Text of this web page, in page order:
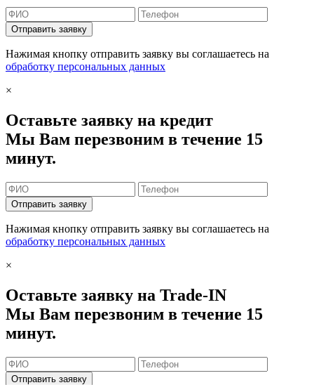
Отправить заявку
Нажимая кнопку отправить заявку вы соглашаетесь на
обработку персональных данных
×
Оставьте заявку на кредит
Мы Вам перезвоним в течение 15
минут.
Отправить заявку
Нажимая кнопку отправить заявку вы соглашаетесь на
обработку персональных данных
×
Оставьте заявку на Trade-IN
Мы Вам перезвоним в течение 15
минут.
Отправить заявку